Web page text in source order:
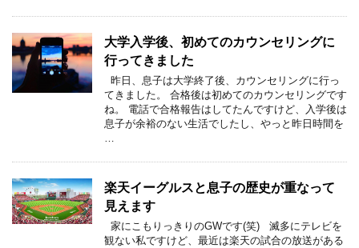
大学入学後、初めてのカウンセリングに
行ってきました
昨日、息子は大学終了後、カウンセリングに行っ
てきました。 合格後は初めてのカウンセリングです
ね。 電話で合格報告はしてたんですけど、入学後は
息子が余裕のない生活でしたし、やっと昨日時間を
…
楽天イーグルスと息子の歴史が重なって
見えます
家にこもりっきりのGWです(笑) 滅多にテレビを
観ない私ですけど、最近は楽天の試合の放送がある